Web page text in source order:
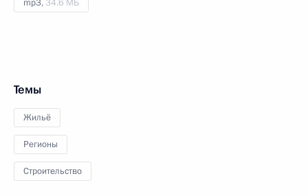
mp3, 34.6 МБ
Темы
Жильё
Регионы
Строительство